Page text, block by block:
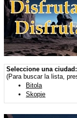
Seleccione una ciudad:
(Para buscar la lista,
Bitola
Skopje